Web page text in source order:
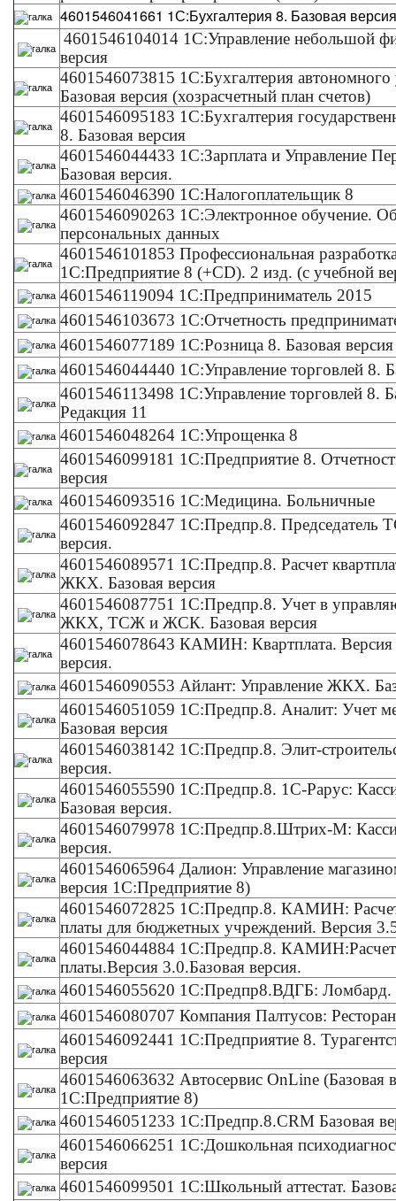
4601546041661 1С:Бухгалтерия 8. Базовая
4601546104014 1С:Управление небольшой
версия
4601546073815 1С:Бухгалтерия
Базовая версия (хозрасчетный план счетов)
4601546095183 1С:Бухгалтерия
8. Базовая версия
4601546044433 1С:Зарплата и Управление
Базовая версия.
4601546046390 1С:Налогоплательщик 8
4601546090263 1С:Электронное обучение.
персональных данных
4601546101853 Профессиональная
1С:Предприятие 8 (+CD). 2 изд. (с учебной
4601546119094 1С:Предприниматель 2015
4601546103673 1С:Отчетность
4601546077189 1С:Розница 8. Базовая
4601546044440 1С:Управление торговлей 8.
4601546113498 1С:Управление торговлей 8.
Редакция 11
4601546048264 1С:Упрощенка 8
4601546099181 1С:Предприятие 8.
версия
4601546093516 1С:Медицина. Больничные
4601546092847 1С:Предпр.8. Председатель
версия.
4601546089571 1С:Предпр.8. Расчет
ЖКХ. Базовая версия
4601546087751 1С:Предпр.8. Учет в
ЖКХ, ТСЖ и ЖСК. Базовая версия
4601546078643 КАМИН: Квартплата. Версия
версия.
4601546090553 Айлант: Управление ЖКХ.
4601546051059 1С:Предпр.8. Аналит: Учет
Базовая версия
4601546038142 1С:Предпр.8. Элит-
версия.
4601546055590 1С:Предпр.8. 1С-Рарус:
Базовая версия.
4601546079978 1С:Предпр.8.Штрих-М:
версия.
4601546065964 Далион: Управление
версия 1С:Предприятие 8)
4601546072825 1С:Предпр.8. КАМИН:
платы для бюджетных учреждений. Версия
4601546044884 1С:Предпр.8. КАМИН:Расчет
платы.Версия 3.0.Базовая версия.
4601546055620 1С:Предпр8.ВДГБ: Ломбард.
4601546080707 Компания Палтусов:
4601546092441 1С:Предприятие 8.
версия
4601546063632 Автосервис OnLine (Базовая
1С:Предприятие 8)
4601546051233 1С:Предпр.8.CRM Базовая
4601546066251 1С:Дошкольная
версия
4601546099501 1С:Школьный аттестат.